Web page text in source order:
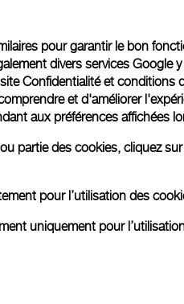
personnalisé.
En savoir plus
Toutes les images sont des
aux produits réels.
pour garantir le bon
divers services Google
site Confidentialité et conditions
et d'améliorer
aux préférences affichées
partie des cookies, cliquez
pour l’utilisation des
uniquement pour